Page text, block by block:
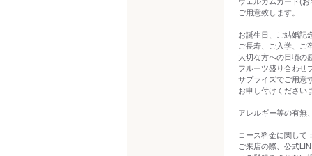
ご用意致します。
お誕生日、ご結婚記
ご長寿、ご入学、ご
大切な方への日頃の
フルーツ盛り合わせ
サプライズでご用意
お申し付けください
アレルギー等の有無
コース料金に関して
ご来店の際、公式